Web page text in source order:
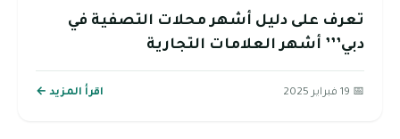
تعرف على دليل أشهر محلات التصفية في
دبي’’’ أشهر العلامات التجارية
📅 19 فبراير 2025 اقرأ المزيد ←